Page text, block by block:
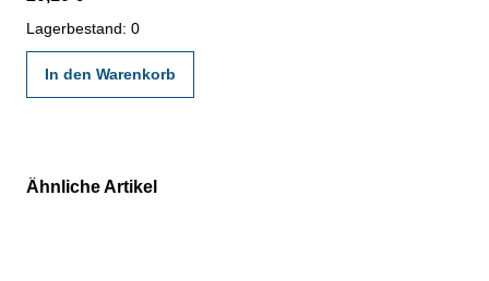
angegebenen Werksnormen
Lagerbestand: 0
In den Warenkorb
Produktgalerie überspringen
Ähnliche Artikel